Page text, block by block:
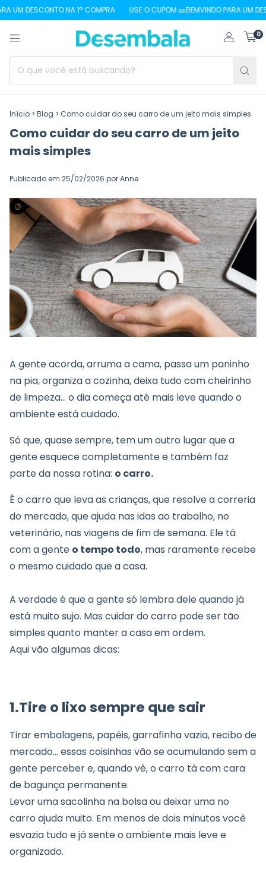
DESCONTO NA 1ª COMPRA USE O CUPOM 🎫BEMVINDO PARA UM
0
Início > Blog > Como cuidar do seu carro de um jeito mais simples
Como cuidar do seu carro de um jeito
mais simples
Publicado em 25/02/2026 por Anne
A gente acorda, arruma a cama, passa um paninho
na pia, organiza a cozinha, deixa tudo com cheirinho
de limpeza… o dia começa até mais leve quando o
ambiente está cuidado.
Só que, quase sempre, tem um outro lugar que a
gente esquece completamente e também faz
parte da nossa rotina: o carro.
É o carro que leva as crianças, que resolve a correria
do mercado, que ajuda nas idas ao trabalho, no
veterinário, nas viagens de fim de semana. Ele tá
com a gente o tempo todo, mas raramente recebe
o mesmo cuidado que a casa.
A verdade é que a gente só lembra dele quando já
está muito sujo. Mas cuidar do carro pode ser tão
simples quanto manter a casa em ordem.
Aqui vão algumas dicas:
1.Tire o lixo sempre que sair
Tirar embalagens, papéis, garrafinha vazia, recibo de
mercado… essas coisinhas vão se acumulando sem a
gente perceber e, quando vê, o carro tá com cara
de bagunça permanente.
Levar uma sacolinha na bolsa ou deixar uma no
carro ajuda muito. Em menos de dois minutos você
esvazia tudo e já sente o ambiente mais leve e
organizado.